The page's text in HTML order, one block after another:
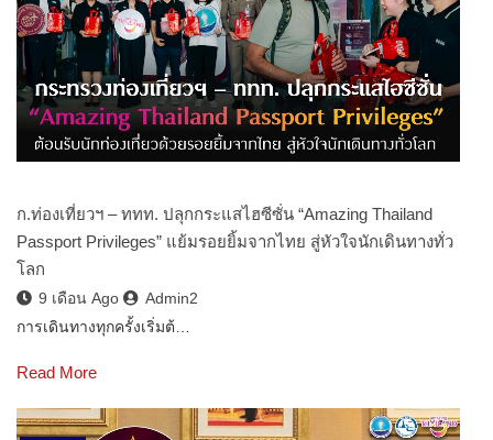
ก.ท่องเที่ยวฯ – ททท. ปลุกกระแสไฮซีซั่น “Amazing Thailand
Passport Privileges” แย้มรอยยิ้มจากไทย สู่หัวใจนักเดินทางทั่ว
โลก
9 เดือน Ago
Admin2
การเดินทางทุกครั้งเริ่มต้…
Read More